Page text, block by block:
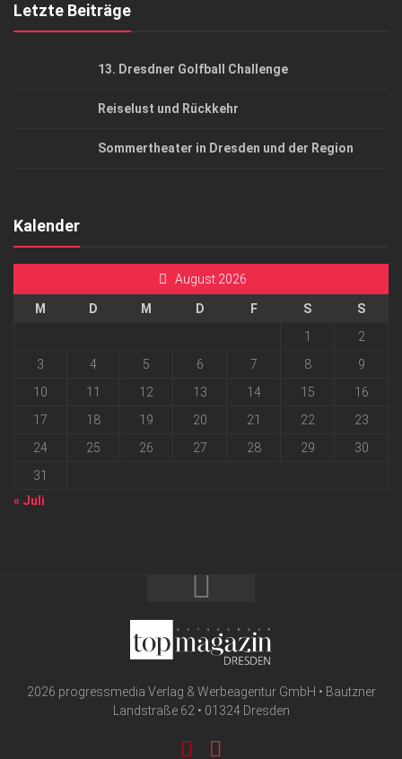
Letzte Beiträge
13. Dresdner Golfball Challenge
Reiselust und Rückkehr
Sommertheater in Dresden und der Region
Kalender
August 2026
M D M D F S
S
1
2
3
4 5 6 7 8
9
10
11 12 13 14 15
16
17
18 19 20 21 22
23
24
25 26 27 28 29
30
31
« Juli
2026 progressmedia Verlag & Werbeagentur GmbH • Bautzner
Landstraße 62 • 01324 Dresden